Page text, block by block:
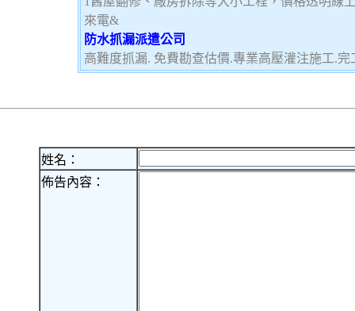
來電&
防水抓漏派遣公司
高難度抓漏. 免費勘查估價.專業高壓灌注施工.完
姓名：
佈告內容：